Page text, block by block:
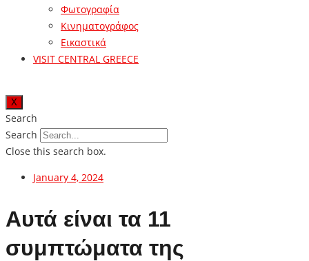
Φωτογραφία
Κινηματογράφος
Εικαστικά
VISIT CENTRAL GREECE
X
Search
Search
Close this search box.
January 4, 2024
Αυτά είναι τα 11
συμπτώματα της